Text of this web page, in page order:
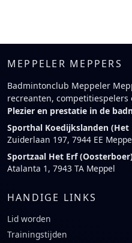
MEPPELER MEPPERS
Badmintonclub Meppeler
recreanten, competitiespelers
Plezier en prestatie in de
Sporthal Koedijkslanden (Het
Zuiderlaan 197, 7944 EE
Sportzaal Het Erf (Oosterboer)
Atalanta 1, 7943 TA Meppel
HANDIGE LINKS
Lid worden
Trainingstijden